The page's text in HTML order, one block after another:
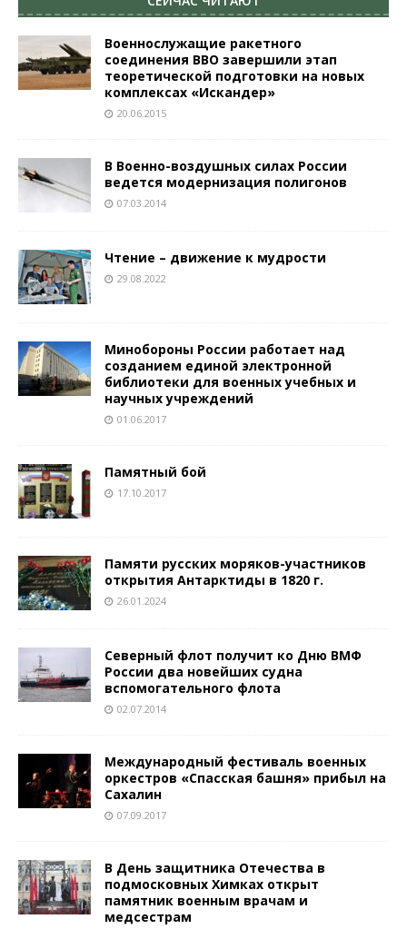
Военнослужащие ракетного
соединения ВВО завершили этап
теоретической подготовки на новых
комплексах «Искандер»
20.06.2015
В Военно-воздушных силах России
ведется модернизация полигонов
07.03.2014
Чтение – движение к мудрости
29.08.2022
Минобороны России работает над
созданием единой электронной
библиотеки для военных учебных и
научных учреждений
01.06.2017
Памятный бой
17.10.2017
Памяти русских моряков-участников
открытия Антарктиды в 1820 г.
26.01.2024
Северный флот получит ко Дню ВМФ
России два новейших судна
вспомогательного флота
02.07.2014
Международный фестиваль военных
оркестров «Спасская башня» прибыл на
Сахалин
07.09.2017
В День защитника Отечества в
подмосковных Химках открыт
памятник военным врачам и
медсестрам